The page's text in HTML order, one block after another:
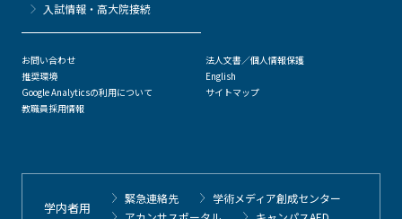
⼊試情報・高大院接続
お問い合わせ
推奨環境
Google Analyticsの利用について
教職員採用情報
法人文書／個人情報保護
English
サイトマップ
学内者用
緊急連絡先
学術メディア創成センター